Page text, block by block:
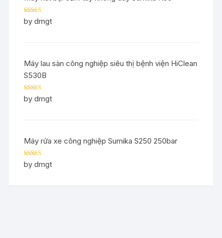
Rated5out
of 5
by dmgt
Máy lau sàn công nghiệp siêu thị bệnh viện HiClean
S530B
Rated5out
of 5
by dmgt
Máy rửa xe công nghiệp Sumika S250 250bar
Rated5out
of 5
by dmgt